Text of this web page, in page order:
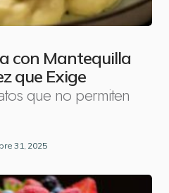
con Mantequilla
que Exige
que no permiten
31, 2025